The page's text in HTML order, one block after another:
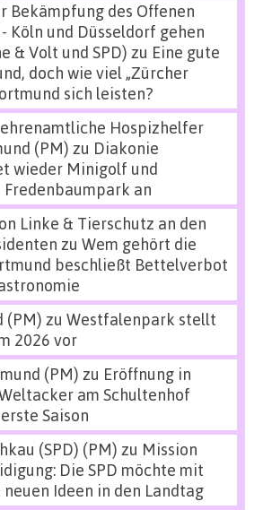
Bekämpfung des Offenen
Köln und Düsseldorf gehen
& Volt und SPD) zu Eine gute
doch wie viel „Zürcher
sich leisten?
Hospizhelfer
(PM) zu Diakonie
wieder Minigolf und
an
Linke & Tierschutz an den
zu Wem gehört die
beschließt Bettelverbot
(PM) zu Westfalenpark stellt
2026 vor
(PM) zu Eröffnung in
am Schultenhof
Saison
(SPD) (PM) zu Mission
Die SPD möchte mit
Ideen in den Landtag